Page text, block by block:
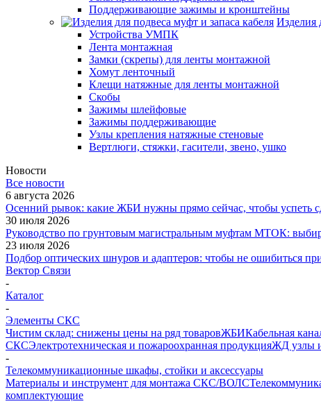
Поддерживающие зажимы и кронштейны
Изделия
Устройства УМПК
Лента монтажная
Замки (скрепы) для ленты монтажной
Хомут ленточный
Клещи натяжные для ленты монтажной
Скобы
Зажимы шлейфовые
Зажимы поддерживающие
Узлы крепления натяжные стеновые
Вертлюги, стяжки, гасители, звено, ушко
Новости
Все новости
6 августа 2026
Осенний рывок: какие ЖБИ нужны прямо сейчас, чтобы успеть
30 июля 2026
Руководство по грунтовым магистральным муфтам МТОК:
23 июля 2026
Подбор оптических шнуров и адаптеров: чтобы не ошибиться
Вектор Связи
-
Каталог
-
Элементы СКС
Чистим склад: снижены цены на ряд товаровЖБИКабельная
СКСЭлектротехническая и пожароохранная продукцияЖД узлы и
-
Телекоммуникационные шкафы, стойки и аксессуары
Материалы и инструмент для монтажа СКС/ВОЛС
комплектующие